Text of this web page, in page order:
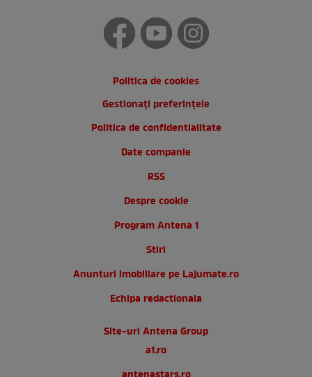
Politica de cookies
Gestionați preferințele
Politica de confidentialitate
Date companie
RSS
Despre cookie
Program Antena 1
Stiri
Anunturi imobiliare pe Lajumate.ro
Echipa redactionala
Site-uri Antena Group
a1.ro